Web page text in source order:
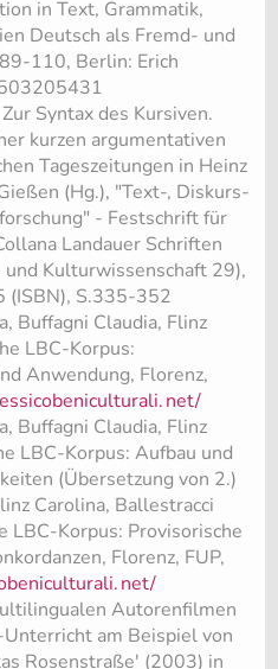
in Text, Grammatik,
Deutsch als Fremd- und
110, Berlin: Erich
Syntax des Kursiven.
kurzen argumentativen
Tageszeitungen in Heinz
(Hg.), "Text-, Diskurs-
- Festschrift für
Landauer Schriften
Kulturwissenschaft 29),
S.335-352
Buffagni Claudia, Flinz
LBC-Korpus:
Anwendung, Florenz,
net/
Buffagni Claudia, Flinz
LBC-Korpus: Aufbau und
(Übersetzung von 2.)
Carolina, Ballestracci
LBC-Korpus: Provisorische
Florenz, FUP,
net/
Autorenfilmen
am Beispiel von
Rosenstraße' (2003) in